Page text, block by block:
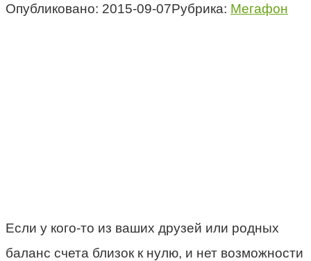
Опубликовано: 2015-09-07Рубрика: Мегафон
Если у кого-то из ваших друзей или родных
баланс счета близок к нулю, и нет возможности